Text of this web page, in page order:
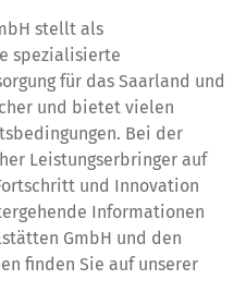
stellt als
spezialisierte
für das Saarland und
und bietet vielen
Bei der
Leistungserbringer auf
und Innovation
Informationen
GmbH und den
finden Sie auf unserer